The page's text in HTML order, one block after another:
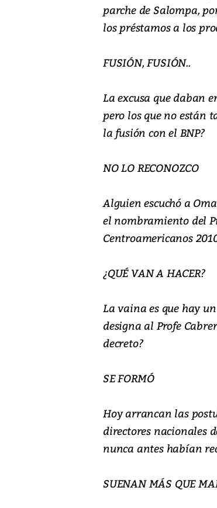
parche de Salompa,
los préstamos a los
FUSIÓN, FUSIÓN..
La excusa que daban
pero los que no están
la fusión con el BNP?
NO LO RECONOZCO
Alguien escuchó a
el nombramiento del
Centroamericanos
¿QUÉ VAN A HACER?
La vaina es que hay
designa al Profe
decreto?
SE FORMÓ
Hoy arrancan las
directores nacionales
nunca antes habían
SUENAN MÁS QUE